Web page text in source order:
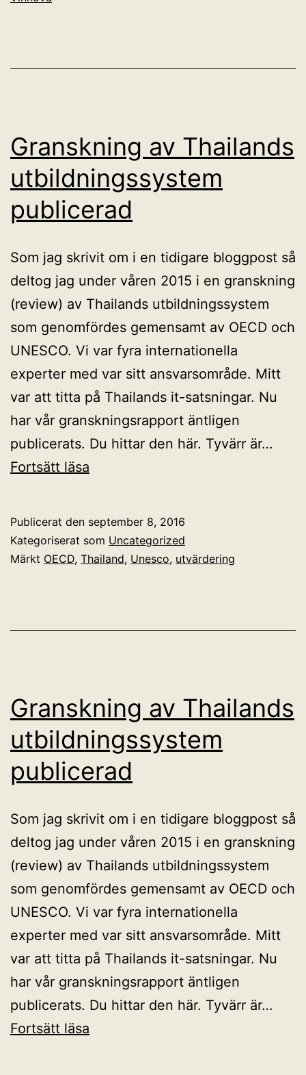
Granskning av Thailands
utbildningssystem
publicerad
Som jag skrivit om i en tidigare bloggpost så
deltog jag under våren 2015 i en granskning
(review) av Thailands utbildningssystem
som genomfördes gemensamt av OECD och
UNESCO. Vi var fyra internationella
experter med var sitt ansvarsområde. Mitt
var att titta på Thailands it-satsningar. Nu
har vår granskningsrapport äntligen
publicerats. Du hittar den här. Tyvärr är…
Fortsätt läsa
utbildningssystem
publicerad
Publicerat den september 8, 2016
Kategoriserat som Uncategorized
Märkt OECD, Thailand, Unesco, utvärdering
Granskning av Thailands
utbildningssystem
publicerad
Som jag skrivit om i en tidigare bloggpost så
deltog jag under våren 2015 i en granskning
(review) av Thailands utbildningssystem
som genomfördes gemensamt av OECD och
UNESCO. Vi var fyra internationella
experter med var sitt ansvarsområde. Mitt
var att titta på Thailands it-satsningar. Nu
har vår granskningsrapport äntligen
publicerats. Du hittar den här. Tyvärr är…
Fortsätt läsa